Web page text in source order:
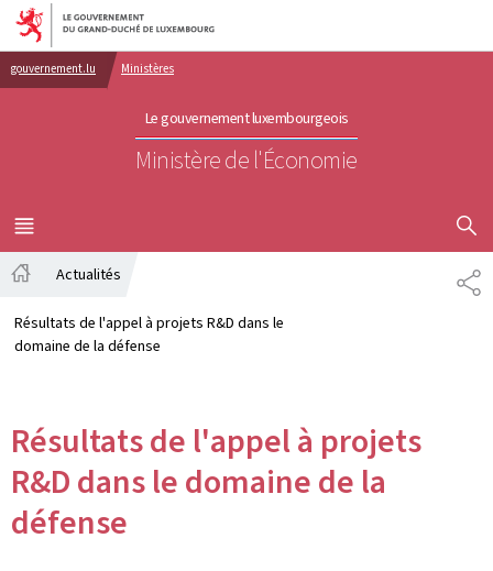
Aller au menu principal
Aller au contenu
gouvernement.lu Ministères
Le gouvernement luxembourgeois
Ministère de l'Économie
MENU
PRINCIPAL
Actualités
Résultats de l'appel à projets R&D dans le
domaine de la défense
Résultats de l'appel à projets
R&D dans le domaine de la
défense